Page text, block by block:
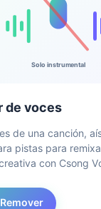
Solo instrumental
de voces
de una canción,
pistas para
con Csong